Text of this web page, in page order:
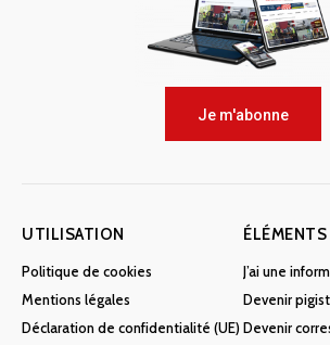
Je m'abonne
UTILISATION
Politique de cookies
Mentions légales
Déclaration de confidentialité (UE)
ÉLÉMENTS
J’ai une
Devenir
Devenir